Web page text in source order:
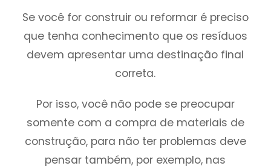
Se você for construir ou reformar é preciso
que tenha conhecimento que os resíduos
devem apresentar uma destinação final
correta.
Por isso, você não pode se preocupar
somente com a compra de materiais de
construção, para não ter problemas deve
pensar também, por exemplo, nas